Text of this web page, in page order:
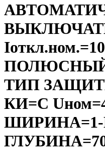
ПОЛЮСНЫЙ
ТИП
КИ=C